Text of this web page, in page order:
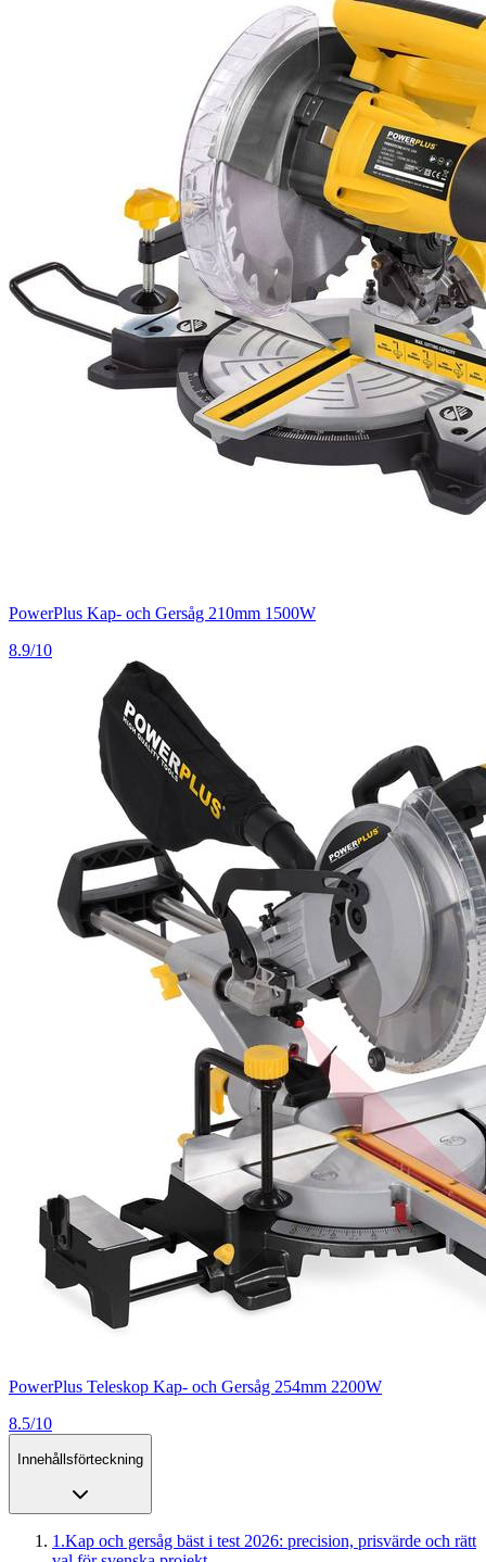
PowerPlus Kap- och Gersåg 210mm 1500W
8.9/10
PowerPlus Teleskop Kap- och Gersåg 254mm 2200W
8.5/10
Innehållsförteckning
1 .Kap och gersåg bäst i test 2026: precision, prisvärde och rätt